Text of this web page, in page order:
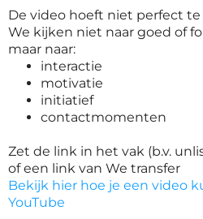
De video hoeft niet perfect te
We kijken niet naar goed of
maar naar:
interactie
motivatie
initiatief
contactmomenten
Zet de link in het vak (b.v.
of een link van We transfer
Bekijk hier hoe je een video
YouTube